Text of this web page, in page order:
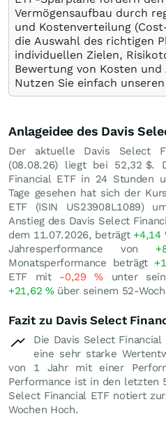
Vermögensaufbau durch
und Kostenverteilung
die Auswahl des richtigen
individuellen Zielen,
Bewertung von Kosten
Nutzen Sie einfach unseren
Anlageidee des Davis
Der aktuelle Davis Select
(08.08.26) liegt bei 52,32 $.
Financial ETF in 24 Stunden
Tage gesehen hat sich der
ETF (ISIN US23908L1089)
Anstieg des Davis Select
dem 11.07.2026, beträgt +4,14
Jahresperformance von
Monatsperformance beträgt
ETF mit -0,29% unter
+21,62 %über seinem 52-
Fazit zu Davis Select
Die Davis Select
eine sehr starke
von 1 Jahr mit einer
Performance ist in den letzten
Select Financial ETF notiert
Wochen Hoch.